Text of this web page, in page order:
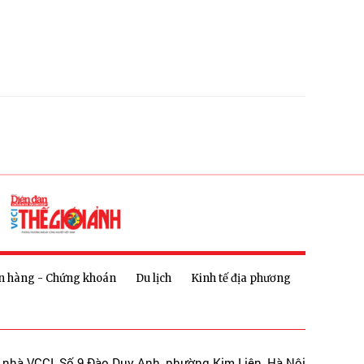
hàng - Chứng khoán Du lịch Kinh tế địa phương